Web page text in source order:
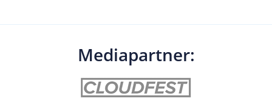
Mediapartner: